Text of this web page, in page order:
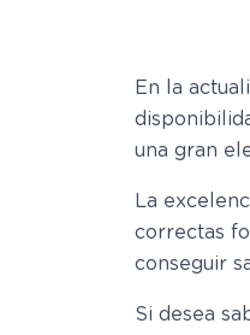
En la
una gran
La
correctas
conseguir
Si desea